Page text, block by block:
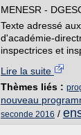
MENESR -
Texte adressé
d'académie-
inspectrices et
Lire la suite
Thèmes liés :
nouveau
seconde 2016 /